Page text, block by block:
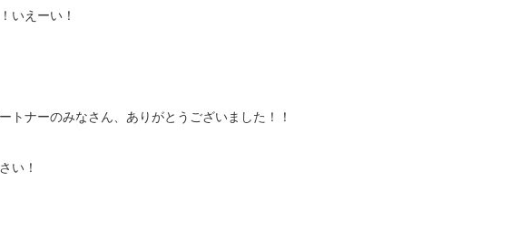
いえーい！
トナーのみなさん、ありがとうございました！！
い！